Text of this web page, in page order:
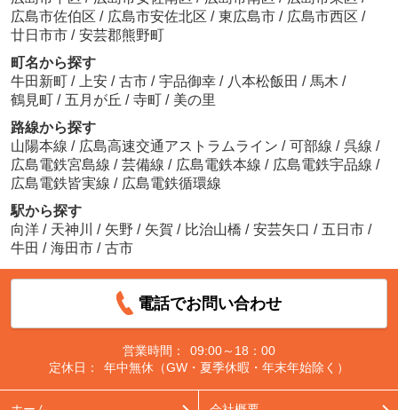
広島市佐伯区 / 広島市安佐北区 / 東広島市 / 広島市西区 /
廿日市市 / 安芸郡熊野町
町名から探す
牛田新町 / 上安 / 古市 / 宇品御幸 / 八本松飯田 / 馬木 /
鶴見町 / 五月が丘 / 寺町 / 美の里
路線から探す
山陽本線 / 広島高速交通アストラムライン / 可部線 / 呉線 /
広島電鉄宮島線 / 芸備線 / 広島電鉄本線 / 広島電鉄宇品線 /
広島電鉄皆実線 / 広島電鉄循環線
駅から探す
向洋 / 天神川 / 矢野 / 矢賀 / 比治山橋 / 安芸矢口 / 五日市 /
牛田 / 海田市 / 古市
電話でお問い合わせ
営業時間：
09:00～18：00
定休日：
年中無休（GW・夏季休暇・年末年始除く）